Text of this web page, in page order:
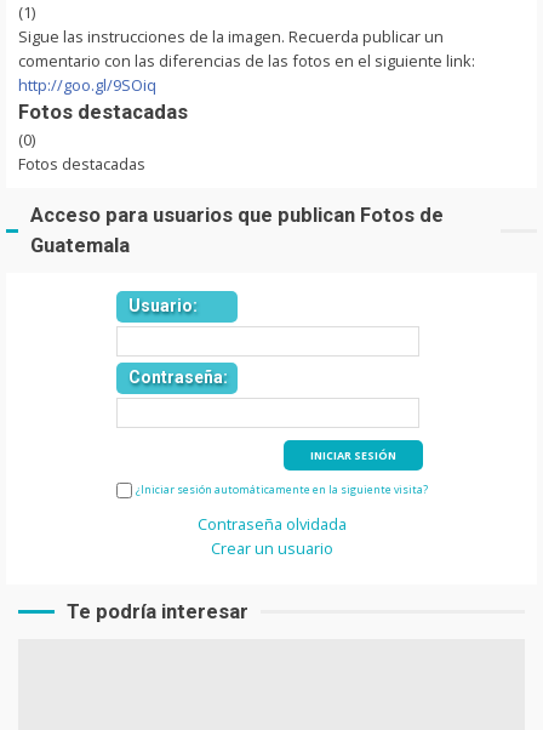
(1)
Sigue las instrucciones de la imagen. Recuerda publicar un
comentario con las diferencias de las fotos en el siguiente link:
http://goo.gl/9SOiq
Fotos destacadas
(0)
Fotos destacadas
Acceso para usuarios que publican Fotos de
Guatemala
Usuario:
Contraseña:
¿Iniciar sesión automáticamente en la siguiente visita?
Contraseña olvidada
Crear un usuario
Te podría interesar